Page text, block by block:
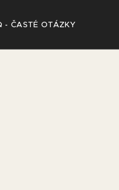
- ČASTÉ OTÁZKY